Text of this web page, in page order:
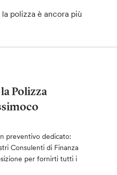
la polizza è ancora più
Polizza
preventivo dedicato:
Consulenti di Finanza
per fornirti tutti i